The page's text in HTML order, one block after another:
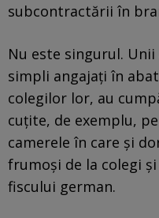
subcontractării în
Nu este singurul.
simpli angajați în
colegilor lor, au
cuțite, de exemplu,
camerele în care și
frumoși de la colegi
fiscului german.